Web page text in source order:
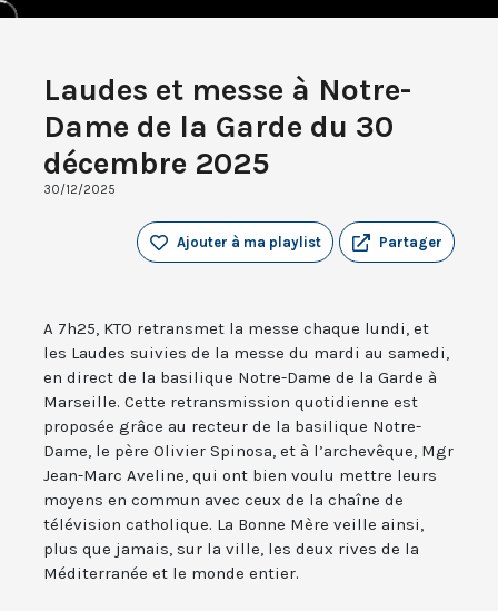
Laudes et messe à Notre-
Dame de la Garde du 30
décembre 2025
30/12/2025
Partager
Ajouter à ma playlist
A 7h25, KTO retransmet la messe chaque lundi, et
les Laudes suivies de la messe du mardi au samedi,
en direct de la basilique Notre-Dame de la Garde à
Marseille. Cette retransmission quotidienne est
proposée grâce au recteur de la basilique Notre-
Dame, le père Olivier Spinosa, et à l’archevêque, Mgr
Jean-Marc Aveline, qui ont bien voulu mettre leurs
moyens en commun avec ceux de la chaîne de
télévision catholique. La Bonne Mère veille ainsi,
plus que jamais, sur la ville, les deux rives de la
Méditerranée et le monde entier.